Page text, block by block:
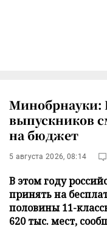
Минобрнауки:
выпускников
на бюджет
5 августа 2026, 08:14
В этом году
принять на
половины 11-
620 тыс. мест,